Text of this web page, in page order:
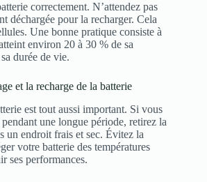
correctement. N’attendez pas
déchargée pour la recharger. Cela
Une bonne pratique consiste à
environ 20 à 30 % de sa
durée de vie.
et la recharge de la batterie
est tout aussi important. Si vous
une longue période, retirez la
un endroit frais et sec. Évitez la
votre batterie des températures
ses performances.